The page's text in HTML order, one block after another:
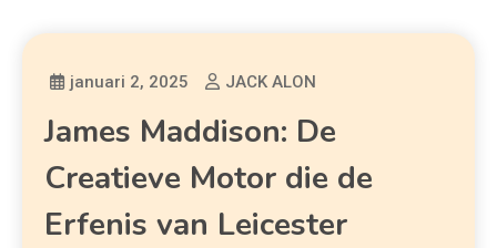
januari 2, 2025 JACK ALON
James Maddison: De
Creatieve Motor die de
Erfenis van Leicester